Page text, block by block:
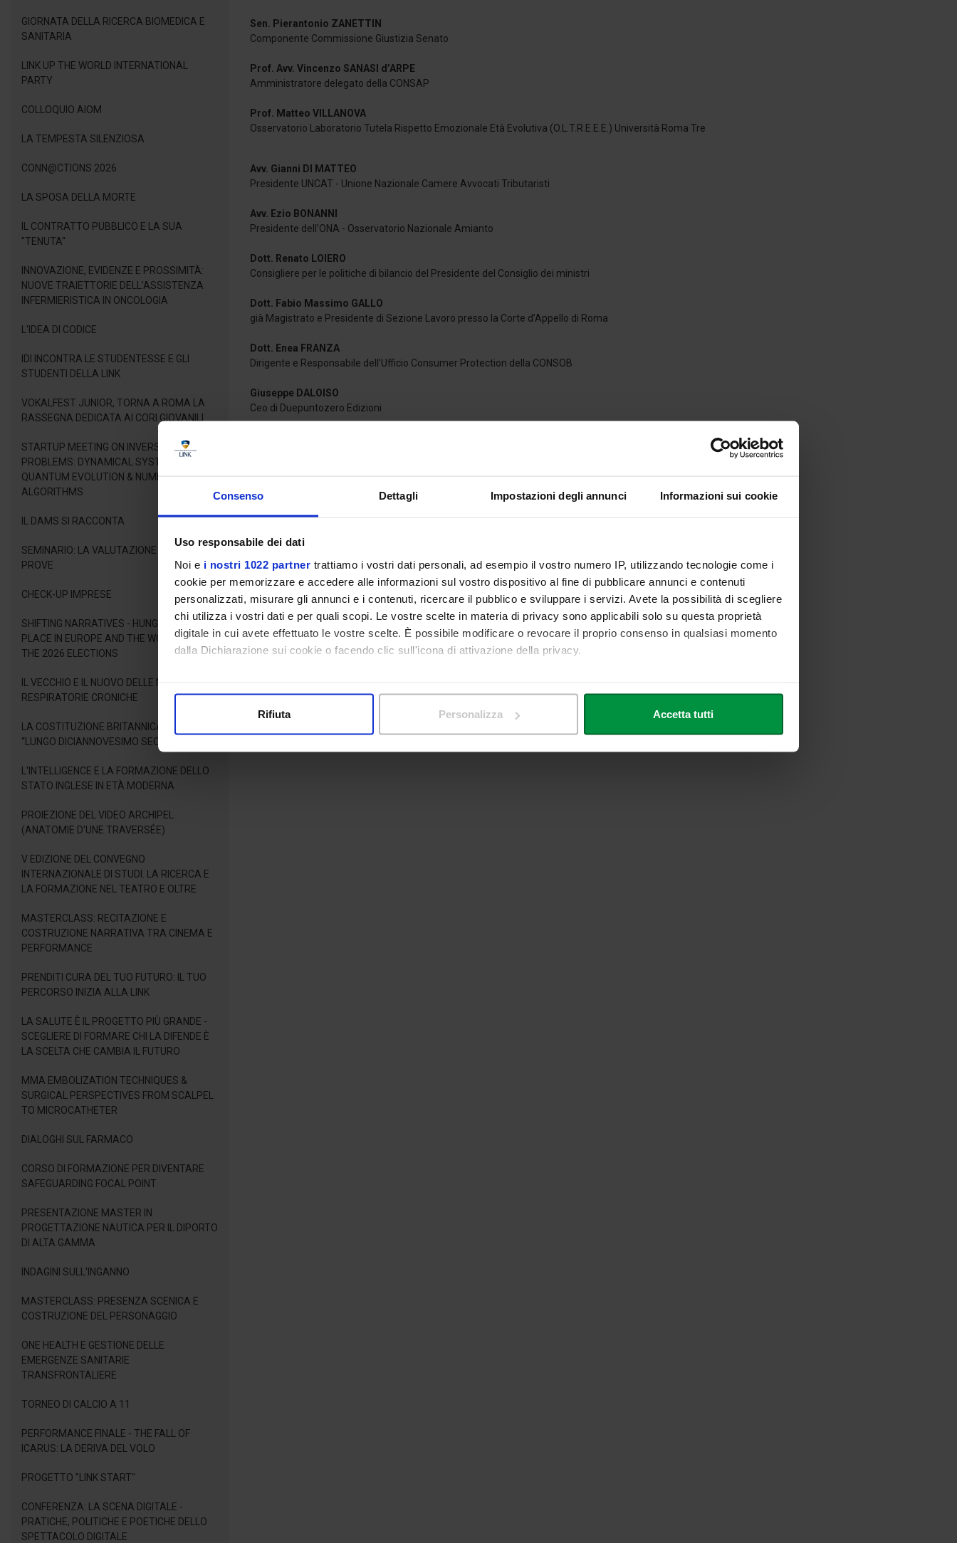
Consenso Dettagli Impostazioni degli annunci Informazioni sui cookie
Uso responsabile dei dati
Noi e i nostri 1022 partner trattiamo i vostri dati personali, ad esempio il vostro numero IP, utilizzando tecnologie come i
cookie per memorizzare e accedere alle informazioni sul vostro dispositivo al fine di pubblicare annunci e contenuti
personalizzati, misurare gli annunci e i contenuti, ricercare il pubblico e sviluppare i servizi. Avete la possibilità di scegliere
chi utilizza i vostri dati e per quali scopi. Le vostre scelte in materia di privacy sono applicabili solo su questa proprietà
digitale in cui avete effettuato le vostre scelte. È possibile modificare o revocare il proprio consenso in qualsiasi momento
dalla Dichiarazione sui cookie o facendo clic sull'icona di attivazione della privacy.
Identificare il tuo dispositivo, scansionandolo attivamente alla ricerca di caratteristiche specifiche (impronte digitali).
Rifiuta Personalizza Accetta tutti
GIORNATA DELLA RICERCA BIOMEDICA E
SANITARIA
LINK UP THE WORLD INTERNATIONAL
PARTY
COLLOQUIO AIOM
LA TEMPESTA SILENZIOSA
CONN@CTIONS 2026
LA SPOSA DELLA MORTE
IL CONTRATTO PUBBLICO E LA SUA
"TENUTA"
INNOVAZIONE, EVIDENZE E PROSSIMITÀ:
NUOVE TRAIETTORIE DELL’ASSISTENZA
INFERMIERISTICA IN ONCOLOGIA
L'IDEA DI CODICE
IDI INCONTRA LE STUDENTESSE E GLI
STUDENTI DELLA LINK
VOKALFEST JUNIOR, TORNA A ROMA LA
RASSEGNA DEDICATA AI CORI GIOVANILI
STARTUP MEETING ON INVERSE LINEAR
PROBLEMS: DYNAMICAL SYSTEMS,
QUANTUM EVOLUTION & NUMERICAL
ALGORITHMS
IL DAMS SI RACCONTA
SEMINARIO: LA VALUTAZIONE DELLE
PROVE
CHECK-UP IMPRESE
SHIFTING NARRATIVES - HUNGARY'S NEW
PLACE IN EUROPE AND THE WORLD AFTER
THE 2026 ELECTIONS
IL VECCHIO E IL NUOVO DELLE MALATTIE
RESPIRATORIE CRONICHE
LA COSTITUZIONE BRITANNICA NEL
“LUNGO DICIANNOVESIMO SECOLO”
L'INTELLIGENCE E LA FORMAZIONE DELLO
STATO INGLESE IN ETÀ MODERNA
PROIEZIONE DEL VIDEO ARCHIPEL
(ANATOMIE D'UNE TRAVERSÉE)
V EDIZIONE DEL CONVEGNO
INTERNAZIONALE DI STUDI. LA RICERCA E
LA FORMAZIONE NEL TEATRO E OLTRE
MASTERCLASS: RECITAZIONE E
COSTRUZIONE NARRATIVA TRA CINEMA E
PERFORMANCE
PRENDITI CURA DEL TUO FUTURO: IL TUO
PERCORSO INIZIA ALLA LINK
LA SALUTE È IL PROGETTO PIÙ GRANDE -
SCEGLIERE DI FORMARE CHI LA DIFENDE È
LA SCELTA CHE CAMBIA IL FUTURO
MMA EMBOLIZATION TECHNIQUES &
SURGICAL PERSPECTIVES FROM SCALPEL
TO MICROCATHETER
DIALOGHI SUL FARMACO
CORSO DI FORMAZIONE PER DIVENTARE
SAFEGUARDING FOCAL POINT
PRESENTAZIONE MASTER IN
PROGETTAZIONE NAUTICA PER IL DIPORTO
DI ALTA GAMMA
INDAGINI SULL'INGANNO
MASTERCLASS: PRESENZA SCENICA E
COSTRUZIONE DEL PERSONAGGIO
ONE HEALTH E GESTIONE DELLE
EMERGENZE SANITARIE
TRANSFRONTALIERE
TORNEO DI CALCIO A 11
PERFORMANCE FINALE - THE FALL OF
ICARUS: LA DERIVA DEL VOLO
PROGETTO "LINK START"
CONFERENZA: LA SCENA DIGITALE -
PRATICHE, POLITICHE E POETICHE DELLO
SPETTACOLO DIGITALE
Sen. Pierantonio ZANETTIN
Componente Commissione Giustizia Senato
Prof. Avv. Vincenzo SANASI d’ARPE
Amministratore delegato della CONSAP
Prof. Matteo VILLANOVA
Osservatorio Laboratorio Tutela Rispetto Emozionale Età Evolutiva (O.L.T.R.E.E.E.) Università Roma Tre
Avv. Gianni DI MATTEO
Presidente UNCAT - Unione Nazionale Camere Avvocati Tributaristi
Avv. Ezio BONANNI
Presidente dell’ONA - Osservatorio Nazionale Amianto
Dott. Renato LOIERO
Consigliere per le politiche di bilancio del Presidente del Consiglio dei ministri
Dott. Fabio Massimo GALLO
già Magistrato e Presidente di Sezione Lavoro presso la Corte d’Appello di Roma
Dott. Enea FRANZA
Dirigente e Responsabile dell’Ufficio Consumer Protection della CONSOB
Giuseppe DALOISO
Ceo di Duepuntozero Edizioni
https://meet.goto.com/BIBLIOTECA_RM_LCU